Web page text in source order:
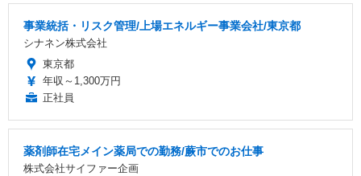
事業統括・リスク管理/上場エネルギー事業会社/東京都
シナネン株式会社
東京都
年収～1,300万円
正社員
薬剤師在宅メイン薬局での勤務/蕨市でのお仕事
株式会社サイファー企画